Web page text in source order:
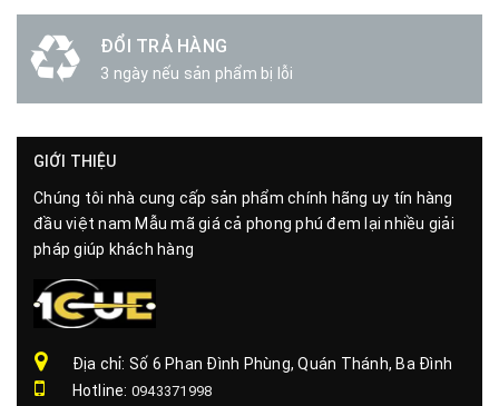
ĐỔI TRẢ HÀNG
3 ngày nếu sản phẩm bị lỗi
GIỚI THIỆU
Chúng tôi nhà cung cấp sản phẩm chính hãng uy tín hàng
đầu việt nam Mẫu mã giá cả phong phú đem lại nhiều giải
pháp giúp khách hàng
Địa chỉ: Số 6 Phan Đình Phùng, Quán Thánh, Ba Đình
Hotline: 0943371998